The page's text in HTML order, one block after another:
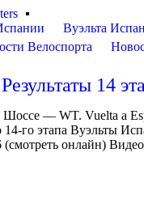
Вуэльта
Велоспорта
14
Шоссе — WT. Vuelta a
го этапа Вуэльты
онлайн)